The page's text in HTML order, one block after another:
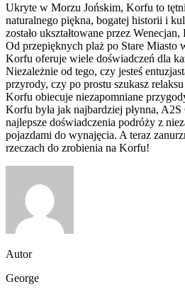
Ukryte w Morzu Jońskim, Korfu to
naturalnego piękna, bogatej historii i
zostało ukształtowane przez
Od przepięknych plaż po Stare Miasto
Korfu oferuje wiele doświadczeń dla
Niezależnie od tego, czy jesteś
przyrody, czy po prostu szukasz
Korfu obiecuje niezapomniane
Korfu była jak najbardziej płynna,
najlepsze doświadczenia podróży z
pojazdami do wynajęcia. A teraz
rzeczach do zrobienia na Korfu!
Autor
George